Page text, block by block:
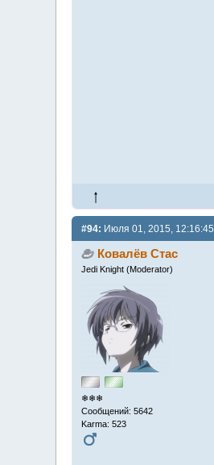
#94: Июля 01, 2015, 12:16:45
Ковалёв Стас
Jedi Knight (Moderator)
❄❄❄
Сообщений: 5642
Karma: 523